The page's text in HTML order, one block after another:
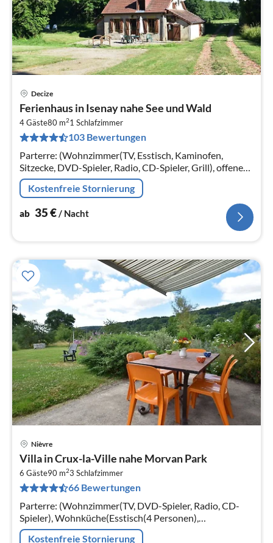
Decize
Ferienhaus in Isenay nahe See und Wald
4 Gäste80 m21 Schlafzimmer
103 Bewertungen
Parterre: (Wohnzimmer(TV, Esstisch, Kaminofen,
Sitzecke, DVD-Spieler, Radio, CD-Spieler, Grill), offene
Küche(Kaffeemaschine, Backofen, Mikrowelle,
Spülmaschine, Kühlschrank)
Kostenfreie Stornierung
ab 35€/ Nacht
Nièvre
Villa in Crux-la-Ville nahe Morvan Park
6 Gäste90 m23 Schlafzimmer
66 Bewertungen
Parterre: (Wohnzimmer(TV, DVD-Spieler, Radio, CD-
Spieler), Wohnküche(Esstisch(4 Personen),
Wasserkocher, Toaster, Kochherd, Dunstabzugshaube,
Kostenfreie Stornierung